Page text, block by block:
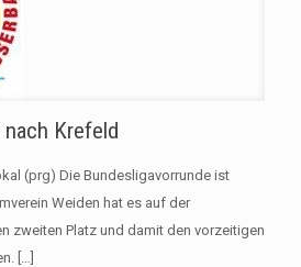
Krefeld
(prg) Die Bundesligavorrunde ist
Weiden hat es auf der
zweiten Platz und damit den vorzeitigen